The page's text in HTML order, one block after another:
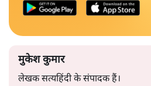
मुकेश कुमार
लेखक सत्यहिंदी के संपादक हैं।